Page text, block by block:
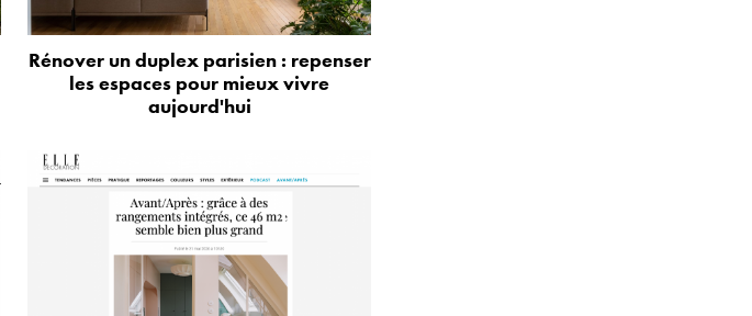
Rénover un duplex parisien : repenser
les espaces pour mieux vivre
aujourd'hui